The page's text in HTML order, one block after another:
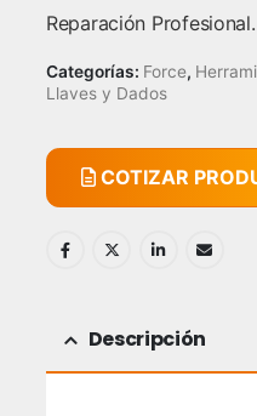
Reparación Profesional.
Categorías: Force,
Llaves y Dados
COTIZAR
Descripción